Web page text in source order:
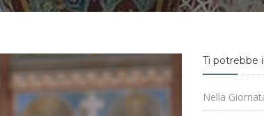
Ti potrebbe
Nella